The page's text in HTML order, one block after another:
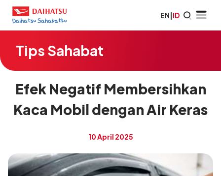
EN|ID
Tips Sahabat
Efek Negatif Membersihkan
Kaca Mobil dengan Air Keras
10 April 2025